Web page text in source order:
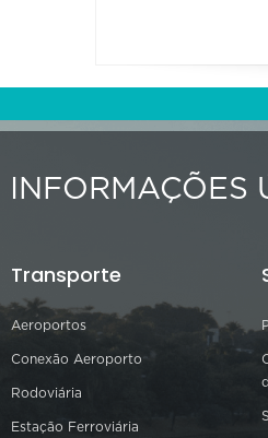
INFORMAÇÕES
Transporte
Aeroportos
Conexão Aeroporto
Rodoviária
Estação Ferroviária